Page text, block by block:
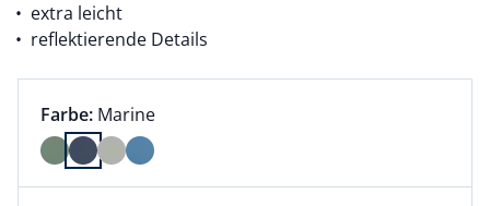
extra leicht
reflektierende Details
Farbauswahl:
Farbe: aktuell ausgewählt:
Marine
Farbe Marine ausgewählt